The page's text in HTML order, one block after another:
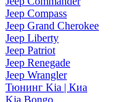
Jeep Compass
Jeep Grand Cherokee
Jeep Liberty
Jeep Patriot
Jeep Renegade
Jeep Wrangler
Тюнинг Kia | Киа
Kia Bongo